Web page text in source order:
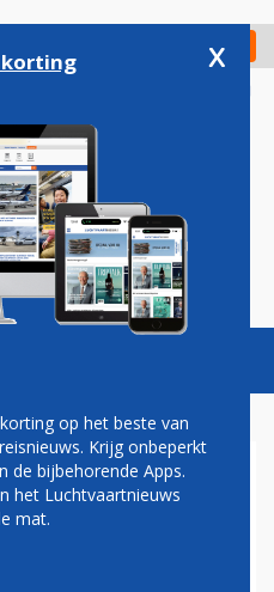
Check in
Vacatures
VOOR TIP
NA
korting x
op het beste van
Krijg onbeperkt
de bijbehorende Apps.
het Luchtvaartnieuws
mat.